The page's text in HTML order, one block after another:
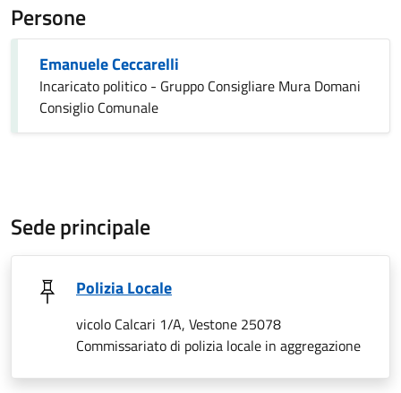
Persone
Emanuele Ceccarelli
Incaricato politico - Gruppo Consigliare Mura Domani
Consiglio Comunale
Sede principale
Polizia Locale
vicolo Calcari 1/A, Vestone 25078
Commissariato di polizia locale in aggregazione